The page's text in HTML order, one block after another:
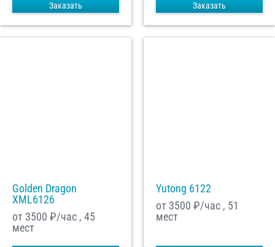
Заказать Заказать
Golden Dragon
XML6126
от 3500 ₽/час , 45
мест
Yutong 6122
от 3500 ₽/час , 51
мест